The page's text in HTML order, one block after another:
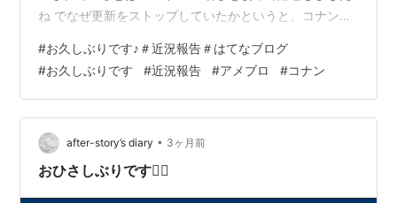
ね でなぜ更新をストップしていたかというと、コナンへ
色々大変だったからですかね 最近余裕が出てきたのでブ
ログを再開しようと思います なのですが、アメブロの方
で投稿することが増えるかと思います コナンに関係ない
記事が多いですが、もし良ければ見てくれると嬉しいで
す 無理にとはいいません 結構好き放題書いていますので
笑 ameblo.jp ではま…
#お久しぶりです♪＃近況報告＃はてなブログ
#お久しぶりです #近況報告 #アメブロ #コナン
after-story’s diary • 3ヶ月前
おひさしぶりです🙇‍♀️